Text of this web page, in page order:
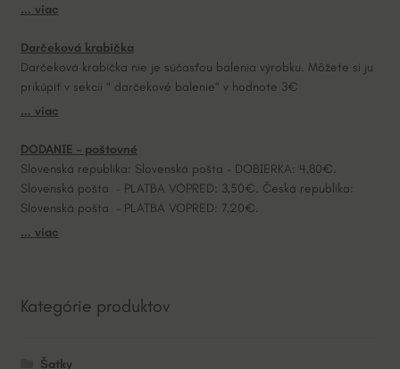
v
:
... viac
Darčeková krabička
Darčeková krabička nie je súčasťou balenia výrobku. Môžete si ju
prikúpiť v sekcii “ darčekové balenie“ v hodnote 3€
... viac
DODANIE – poštovné
Slovenská republika: Slovenská pošta – DOBIERKA: 4,80€.
Slovenská pošta – PLATBA VOPRED: 3,50€. Česká republika:
Slovenská pošta – PLATBA VOPRED: 7,20€.
... viac
Kategórie produktov
Šatky